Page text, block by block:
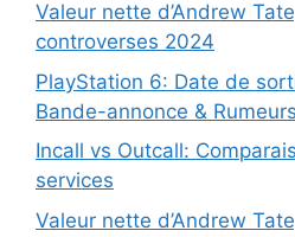
Valeur nette d’Andrew
controverses 2024
PlayStation 6: Date de
Bande-annonce & Rumeurs
Incall vs Outcall:
services
Valeur nette d’Andrew